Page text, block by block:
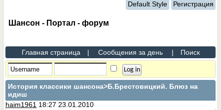
Default Style Регистрация
Шансон - Портал - форум
Главная страница | Сообщения за день | Поиск
История классики шансона>Б.Брестовицкий. Блюз на
идиш
haim1961 18:27 23.01.2010